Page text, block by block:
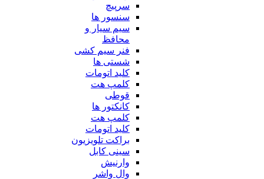
سرپیچ
سنسور ها
سیم سیار و
محافظ
فنر سیم کشی
شستی ها
کلید اتومات
کلمپ هت
قوطی
کانکتور ها
کلمپ هت
کلید اتومات
براکت تلویزیون
سینی کابل
وارنیش
وال واشر